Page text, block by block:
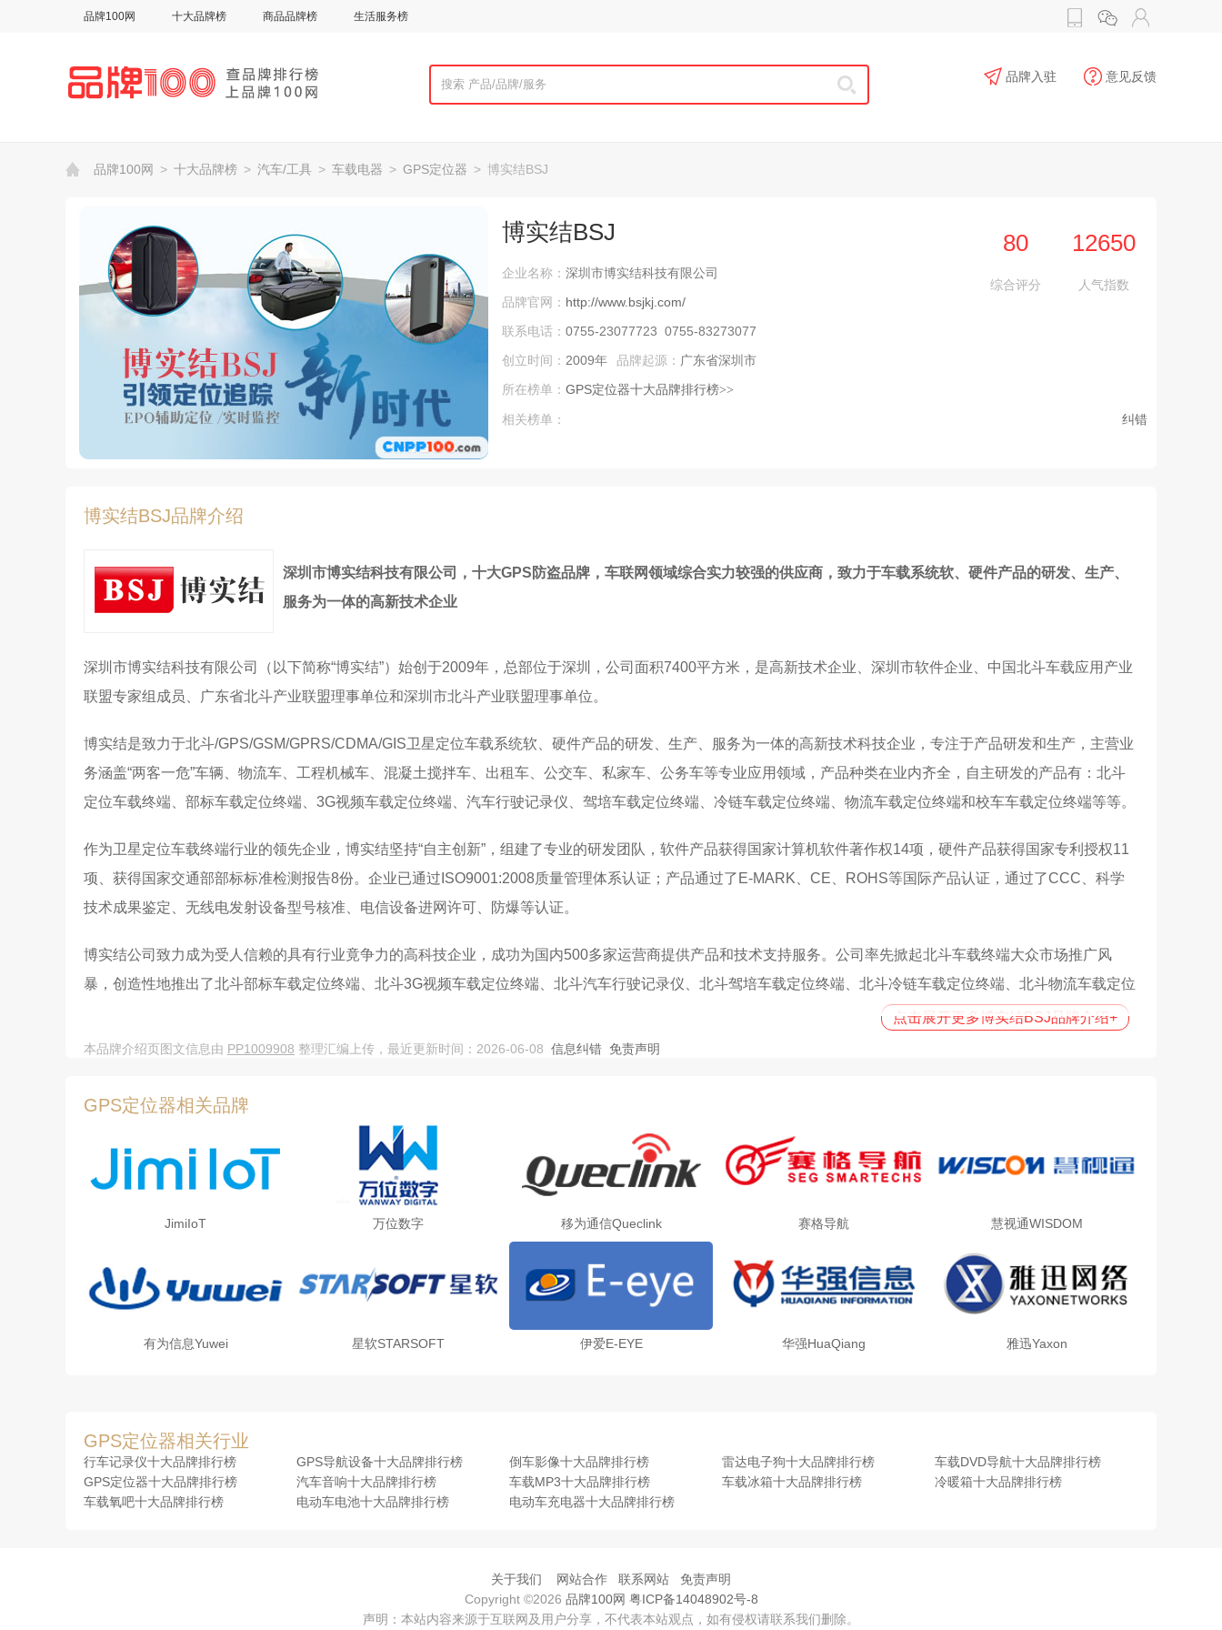
品牌100网 十大品牌榜 商品品牌榜 生活服务榜
品牌入驻 意见反馈
品牌100网 > 十大品牌榜 > 汽车/工具 > 车载电器 > GPS定位器 > 博实结BSJ
博实结BSJ
企业名称： 深圳市博实结科技有限公司
品牌官网： http://www.bsjkj.com/
联系电话： 0755-23077723 0755-83273077
创立时间： 2009年 品牌起源： 广东省深圳市
所在榜单： GPS定位器十大品牌排行榜>>
相关榜单： 纠错
综合评分
80
人气指数
12650
博实结BSJ品牌介绍
深圳市博实结科技有限公司，十大GPS防盗品牌，车联网领域综合实力较强的供应商，致力于车载系统软、硬件产品的研发、生产、
服务为一体的高新技术企业
深圳市博实结科技有限公司（以下简称“博实结”）始创于2009年，总部位于深圳，公司面积7400平方米，是高新技术企业、深圳市软件企业、中国北斗车载应用产业
联盟专家组成员、广东省北斗产业联盟理事单位和深圳市北斗产业联盟理事单位。
博实结是致力于北斗/GPS/GSM/GPRS/CDMA/GIS卫星定位车载系统软、硬件产品的研发、生产、服务为一体的高新技术科技企业，专注于产品研发和生产，主营业
务涵盖“两客一危”车辆、物流车、工程机械车、混凝土搅拌车、出租车、公交车、私家车、公务车等专业应用领域，产品种类在业内齐全，自主研发的产品有：北斗
定位车载终端、部标车载定位终端、3G视频车载定位终端、汽车行驶记录仪、驾培车载定位终端、冷链车载定位终端、物流车载定位终端和校车车载定位终端等等。
作为卫星定位车载终端行业的领先企业，博实结坚持“自主创新”，组建了专业的研发团队，软件产品获得国家计算机软件著作权14项，硬件产品获得国家专利授权11
项、获得国家交通部部标标准检测报告8份。企业已通过ISO9001:2008质量管理体系认证；产品通过了E-MARK、CE、ROHS等国际产品认证，通过了CCC、科学
技术成果鉴定、无线电发射设备型号核准、电信设备进网许可、防爆等认证。
博实结公司致力成为受人信赖的具有行业竟争力的高科技企业，成功为国内500多家运营商提供产品和技术支持服务。公司率先掀起北斗车载终端大众市场推广风
暴，创造性地推出了北斗部标车载定位终端、北斗3G视频车载定位终端、北斗汽车行驶记录仪、北斗驾培车载定位终端、北斗冷链车载定位终端、北斗物流车载定位
终端和北斗校车车载定位终端等专车专用系列产品，市场份额达到30%。博实结立足国内，放眼全球，在海外市场，公司产品畅销中东、东南亚、南美、大洋洲等地
区，并为海外市场提供了完善的技术支持服务。
点击展开更多博实结BSJ品牌介绍+
本品牌介绍页图文信息由 PP1009908 整理汇编上传，最近更新时间：2026-06-08 信息纠错 免责声明
GPS定位器相关品牌
JimiIoT 万位数字 移为通信Queclink 赛格导航 慧视通WISDOM
有为信息Yuwei 星软STARSOFT 伊爱E-EYE 华强HuaQiang 雅迅Yaxon
GPS定位器相关行业
行车记录仪十大品牌排行榜 GPS导航设备十大品牌排行榜 倒车影像十大品牌排行榜 雷达电子狗十大品牌排行榜
车载DVD导航十大品牌排行榜
GPS定位器十大品牌排行榜
汽车音响十大品牌排行榜 车载MP3十大品牌排行榜 车载冰箱十大品牌排行榜
冷暖箱十大品牌排行榜
车载氧吧十大品牌排行榜
电动车电池十大品牌排行榜 电动车充电器十大品牌排行榜
关于我们 网站合作 联系网站
免责声明
Copyright ©2026 品牌100网 粤ICP备14048902号-8
声明：本站内容来源于互联网及用户分享，不代表本站观点，如有侵权请联系我们删除。